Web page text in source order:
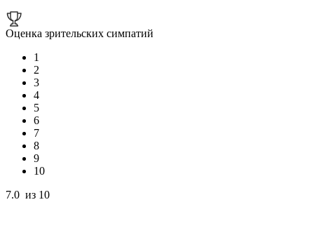
Оценка зрительских симпатий
1
2
3
4
5
6
7
8
9
10
7.0 из 10